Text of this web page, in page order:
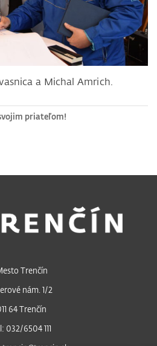
a Michal Amrich.
priateľom!
Trenčín
nám. 1/2
64 Trenčín
032/6504 111